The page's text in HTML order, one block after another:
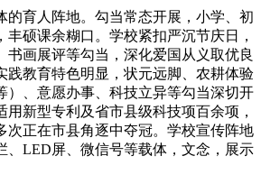
育人阵地。勾当常态开展，小学、初
丰硕课余糊口。学校紧扣严沉节庆日，
书画展评等勾当，深化爱国从义取优良
践教育特色明显，状元远脚、农耕体验
）、意愿办事、科技立异等勾当深切开
用新型专利及省市县级科技项百余项，
次正在市县角逐中夺冠。学校宣传阵地
、LED屏、微信号等载体，文念，展示